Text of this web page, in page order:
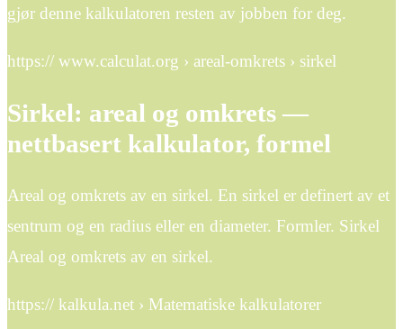
gjør denne kalkulatoren resten av jobben for deg.
https:// www.calculat.org › areal-omkrets › sirkel
Sirkel: areal og omkrets —
nettbasert kalkulator, formel
Areal og omkrets av en sirkel. En sirkel er definert av et
sentrum og en radius eller en diameter. Formler. Sirkel
Areal og omkrets av en sirkel.
https:// kalkula.net › Matematiske kalkulatorer